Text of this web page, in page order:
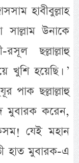
হাবীবুল্লাহ
সাল্লাম উনাকে
ছল্লাল্লাহু
খুশি হয়েছি। ’
পাক ছল্লাল্লাহু
মুবারক করেন,
যেই মহান
হাত মুবারক-এ